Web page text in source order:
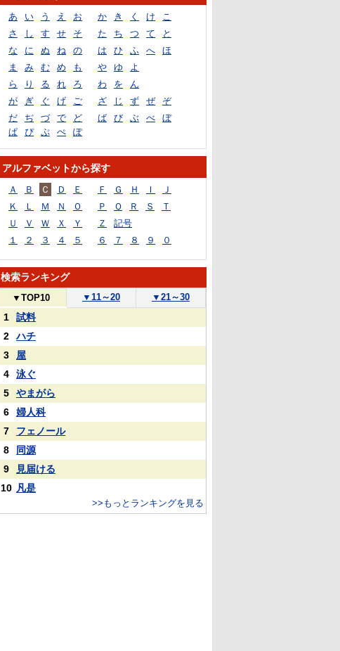
あ い う え お か き く け
こ
さ
し す せ そ た ち つ て
と
な
に ぬ ね の は ひ ふ へ
ほ
ま
み む め も や ゆ
よ
ら
り る れ ろ わ を
ん
が
ぎ ぐ げ ご ざ じ ず ぜ
ぞ
だ
ぢ づ で ど ば び ぶ べ
ぼ
ぱ
ぴ ぷ ぺ ぽ
アルファベットから探す
Ａ Ｂ Ｃ Ｄ Ｅ Ｆ Ｇ Ｈ Ｉ
Ｊ
Ｋ
Ｌ Ｍ Ｎ Ｏ Ｐ Ｑ Ｒ Ｓ
Ｔ
Ｕ
Ｖ Ｗ Ｘ Ｙ Ｚ
記号
１
２ ３ ４ ５ ６ ７ ８ ９ ０
検索ランキング
▼ TOP10 ▼ 11～20 ▼ 21～30
1
試料
2
ハチ
3
屋
4
泳ぐ
5
やまがら
6
婦人科
7
フェノール
8
同源
9
見届ける
10 凡是
>>もっとランキングを見る